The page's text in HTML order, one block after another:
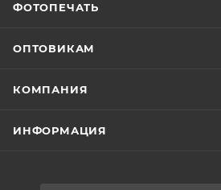
ФОТОПЕЧАТЬ
ОПТОВИКАМ
КОМПАНИЯ
ИНФОРМАЦИЯ